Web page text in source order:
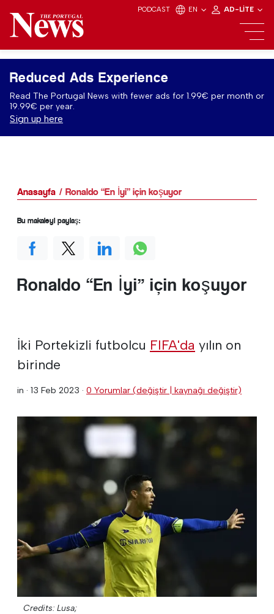
PODCAST EN AD-LITE
Reduced Ads Experience
Read The Portugal News with fewer ads for 1.99€ per month or
19.99€ per year.
Sign up here
Anasayfa Ronaldo “En İyi” için koşuyor
Ronaldo “En İyi” için koşuyor
İki Portekizli futbolcu FIFA'da yılın on
birinde
in · 13 Feb 2023 · 0 Yorumlar (değiştir | kaynağı değiştir)
Credits: Lusa;
Bu makaleyi paylaş: